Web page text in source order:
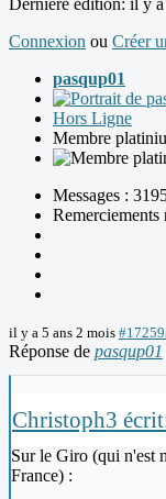
Dernière édition: il y
Connexion ou Créer
pasqup01
Hors Ligne
Membre
Messages :
Remerciements
il y a 5 ans 2 mois
Réponse de pasqup01
Christoph3
Sur le Giro (qui n'est
France) :